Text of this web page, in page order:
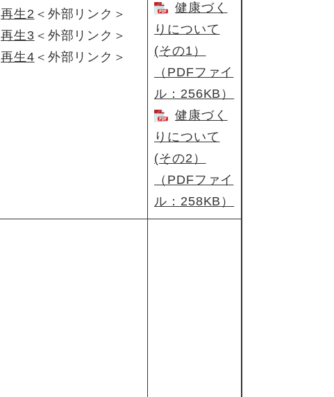
再生2 ＜外部リンク＞
再生3 ＜外部リンク＞
再生4 ＜外部リンク＞
健康づく
りについて
(その1）
（PDFファイ
ル：256KB）
健康づく
りについて
(その2）
（PDFファイ
ル：258KB）